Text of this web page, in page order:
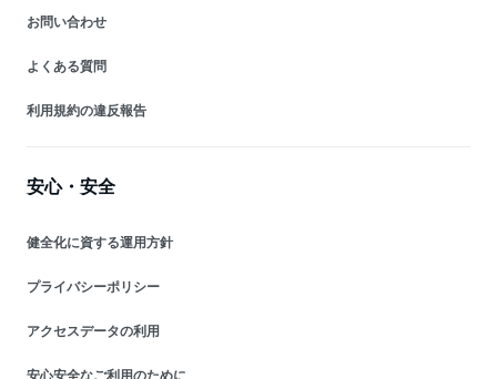
お問い合わせ
よくある質問
利用規約の違反報告
安心・安全
健全化に資する運用方針
プライバシーポリシー
アクセスデータの利用
安心安全なご利用のために